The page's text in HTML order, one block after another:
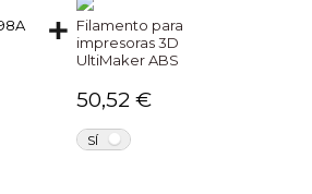
Filamento para
impresoras 3D
UltiMaker ABS
50,52 €
SÍ